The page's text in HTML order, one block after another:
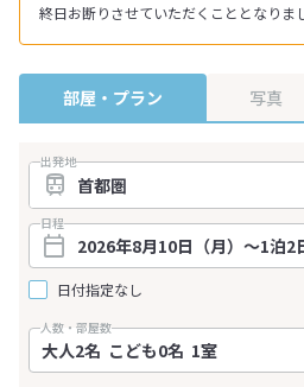
終日お断りさせていただくこととなりま
部屋・プラン 写真
出発地
日程
日付指定なし
人数・部屋数